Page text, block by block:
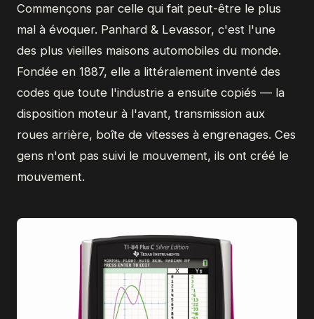
Commençons par celle qui fait peut-être le plus
mal à évoquer. Panhard & Levassor, c'est l'une
des plus vieilles maisons automobiles du monde.
Fondée en 1887, elle a littéralement inventé des
codes que toute l'industrie a ensuite copiés — la
disposition moteur à l'avant, transmission aux
roues arrière, boîte de vitesses à engrenages. Ces
gens n'ont pas suivi le mouvement, ils ont créé le
mouvement.